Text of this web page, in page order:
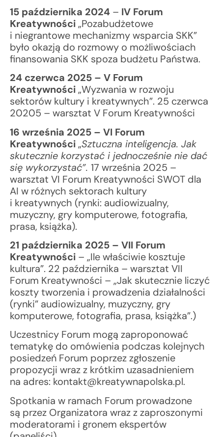
15 października 2024 – IV Forum
Kreatywności„Pozabudżetowe
i niegrantowe mechanizmy wsparcia SKK”
było okazją do rozmowy o możliwościach
finansowania SKK spoza budżetu Państwa.
24 czerwca 2025 – V Forum
Kreatywności„Wyzwania w rozwoju
sektorów kultury i kreatywnych”. 25 czerwca
20205 – warsztat V Forum Kreatywności
16 września 2025 – VI Forum
Kreatywności„Sztuczna inteligencja. Jak
skutecznie korzystać i jednocześnie nie dać
się wykorzystać”. 17 września 2025 –
warsztat VI Forum Kreatywności SWOT dla
AI w różnych sektorach kultury
i kreatywnych (rynki: audiowizualny,
muzyczny, gry komputerowe, fotografia,
prasa, książka).
21 października 2025 – VII Forum
Kreatywności – „Ile właściwie kosztuje
kultura”. 22 października – warsztat VII
Forum Kreatywności – „Jak skutecznie liczyć
koszty tworzenia i prowadzenia działalności
(rynki” audiowizualny, muzyczny, gry
komputerowe, fotografia, prasa, książka”.)
Uczestnicy Forum mogą zaproponować
tematykę do omówienia podczas kolejnych
posiedzeń Forum poprzez zgłoszenie
propozycji wraz z krótkim uzasadnieniem
na adres: kontakt@kreatywnapolska.pl.
Spotkania w ramach Forum prowadzone
są przez Organizatora wraz z zaproszonymi
moderatorami i gronem ekspertów